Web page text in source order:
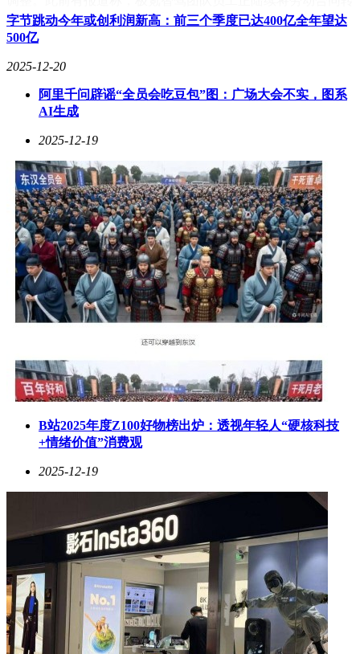
签至千里智驾及其子公司千里浩翰——前者定位为智驾方案供
应商，后者专注于为吉利提供辅助驾驶服务。
回顾整合历程，今年8月吉利启动大规模重组，将极氪智驾团
并至重庆千里智驾。此次调整确立了"双CEO"架构：千里科技
联席总裁王军出任千里智驾CEO，极氪前智驾副总裁陈奇担
数千名员工，整合工作采取谨慎推进策略。初期计划先合并吉
利研究院与旷视迈驰团队，后调整为极氪智驾与迈驰合并，同
时从吉利研究院抽调部分人员加入。最终人员规模从3000余人
缩减至2300人，其中极氪团队约1500人，迈驰团队约700人。
9月，千里智驾建立矩阵式管理架构，组织体系初步成型。但
极氪与旷视迈驰两个智驾团队在业务上存在部分重叠，导致内
部协调困难。最新进展显示，极氪智驾团队在近期调整中占据
主导地位。今年3月，吉利推出统一辅助驾驶方案"千里浩
瀚"系统，涵盖H1至H9五个级别，其中H1、H3、H5主要应用
于吉利品牌，极氪和领克则搭载H5、H7、H9。千里智驾的既
字节跳动今年或创利润新高：前三个季度已达400亿全年望达
500亿
2025-12-20
阿里千问辟谣“全员会吃豆包”图：广场大会不实，图系
AI生成
2025-12-19
B站2025年度Z100好物榜出炉：透视年轻人“硬核科技
+情绪价值”消费观
2025-12-19